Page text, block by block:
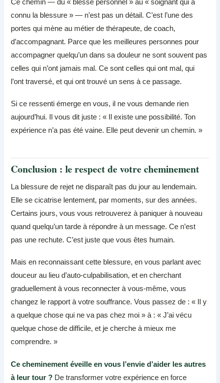
connu la blessure » — n’est pas un détail. C’est l’une des
portes qui mène au métier de thérapeute, de coach,
d’accompagnant. Parce que les meilleures personnes pour
accompagner quelqu’un dans sa douleur ne sont souvent pas
celles qui n’ont jamais mal. Ce sont celles qui ont mal, qui
l’ont traversé, et qui ont trouvé un sens à ce passage.
Si ce ressenti émerge en vous, il ne vous demande rien
aujourd’hui. Il vous dit juste : « Il existe une possibilité. Ton
expérience n’a pas été vaine. Elle peut devenir un chemin. »
Conclusion : le respect de votre cheminement
La blessure de rejet ne disparaît pas du jour au lendemain.
Elle se cicatrise lentement, par moments, sur des années.
Certains jours, vous vous retrouverez à paniquer à nouveau
quand quelqu’un tarde à répondre à un message. Ce n’est
pas une rechute. C’est juste que vous êtes humain.
Mais en reconnaissant cette blessure, en vous parlant avec
douceur au lieu d’auto-culpabilisation, et en cherchant
graduellement à vous reconnecter à vous-même, vous
changez le rapport à votre souffrance. Vous passez de : « Il y
a quelque chose qui ne va pas chez moi » à : « J’ai vécu
quelque chose de difficile, et je cherche à mieux me
comprendre. »
Ce cheminement éveille en vous l’envie d’aider les autres
à leur tour ? De transformer votre expérience en force